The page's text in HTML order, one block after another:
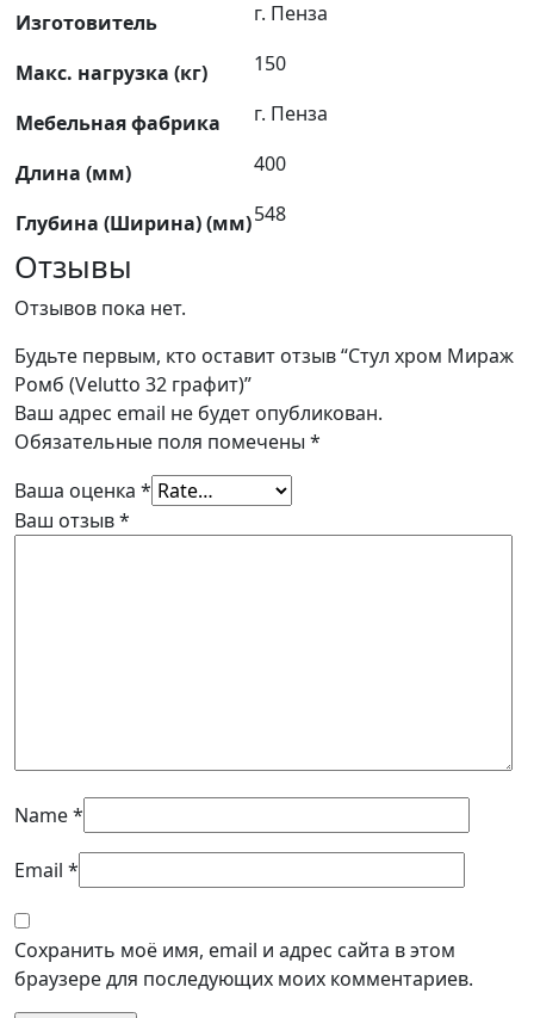
Изготовитель г. Пенза
Макс. нагрузка (кг) 150
Мебельная фабрика г. Пенза
Длина (мм) 400
Глубина (Ширина) (мм)548
Отзывы
Отзывов пока нет.
Будьте первым, кто оставит отзыв “Стул хром Мираж
Ромб (Velutto 32 графит)”
Ваш адрес email не будет опубликован.
Обязательные поля помечены *
Ваша оценка *
Ваш отзыв*
Name*
Email *
Сохранить моё имя, email и адрес сайта в этом
браузере для последующих моих комментариев.